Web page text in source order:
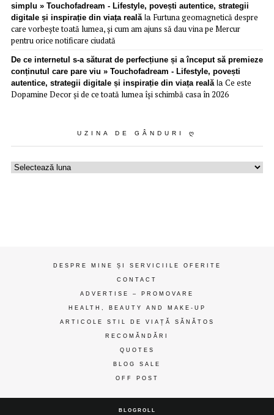
simplu » Touchofadream - Lifestyle, povești autentice, strategii
digitale și inspirație din viața realăla Furtuna geomagnetică despre
care vorbește toată lumea, și cum am ajuns să dau vina pe Mercur
pentru orice notificare ciudată
De ce internetul s-a săturat de perfecțiune și a început să premieze
conținutul care pare viu » Touchofadream - Lifestyle, povești
autentice, strategii digitale și inspirație din viața realăla Ce este
Dopamine Decor și de ce toată lumea își schimbă casa în 2026
UZINA DE GÂNDURI Ღ
Uzina
DESPRE MINE ȘI SERVICIILE OFERITE
CONTACT
ADVERTISE – PROMOVARE
HEALTH, BEAUTY AND MAKE-UP
ARTICOLE STIL DE VIAȚĂ SĂNĂTOS
RECOMĂNDĂRI
QUOTES
BLOG SALE
OFF POST
BLOGROLL